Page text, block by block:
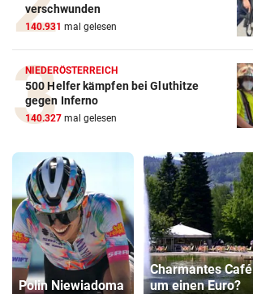
verschwunden
140.931 mal gelesen
NIEDERÖSTERREICH
500 Helfer kämpfen bei Gluthitze
gegen Inferno
140.327 mal gelesen
Polin Niewiadoma
Charmantes Café
um einen Euro?